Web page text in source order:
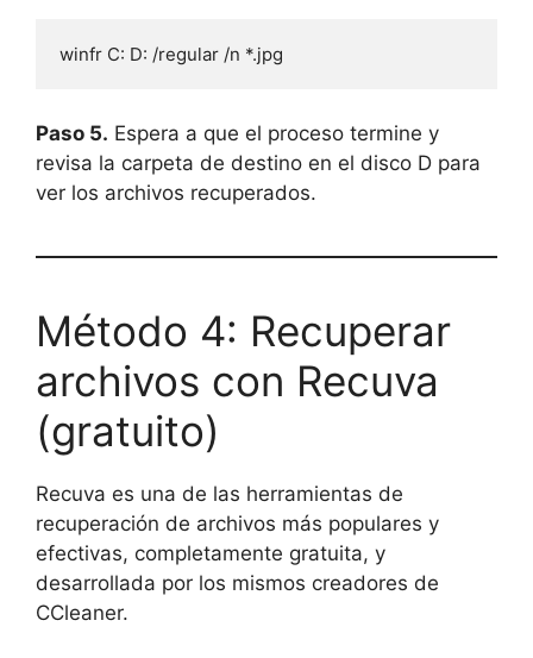
winfr C: D: /regular /n *.jpg
Paso 5. Espera a que el proceso termine y
revisa la carpeta de destino en el disco D para
ver los archivos recuperados.
Método 4: Recuperar
archivos con Recuva
(gratuito)
Recuva es una de las herramientas de
recuperación de archivos más populares y
efectivas, completamente gratuita, y
desarrollada por los mismos creadores de
CCleaner.